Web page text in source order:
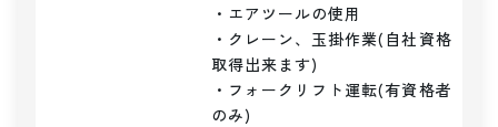
・エアツールの使用
・クレーン、玉掛作業(自社資格
取得出来ます)
・フォークリフト運転(有資格者
のみ)